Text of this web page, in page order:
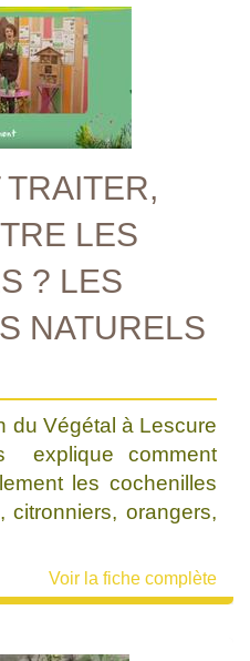
LES
? LES
NATURELS
du Végétal à Lescure
explique comment
les cochenilles
orangers,
Voir la fiche complète